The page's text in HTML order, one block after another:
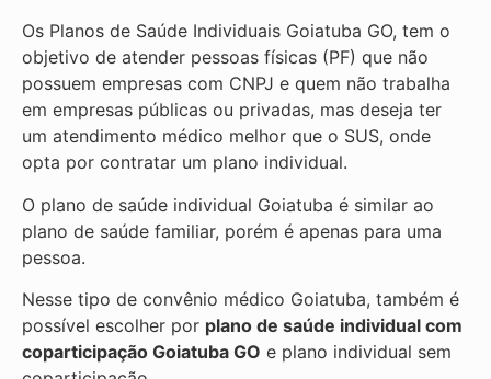
Os Planos de Saúde Individuais Goiatuba GO, tem o
objetivo de atender pessoas físicas (PF) que não
possuem empresas com CNPJ e quem não trabalha
em empresas públicas ou privadas, mas deseja ter
um atendimento médico melhor que o SUS, onde
opta por contratar um plano individual.
O plano de saúde individual Goiatuba é similar ao
plano de saúde familiar, porém é apenas para uma
pessoa.
Nesse tipo de convênio médico Goiatuba, também é
possível escolher por plano de saúde individual com
coparticipação Goiatuba GO e plano individual sem